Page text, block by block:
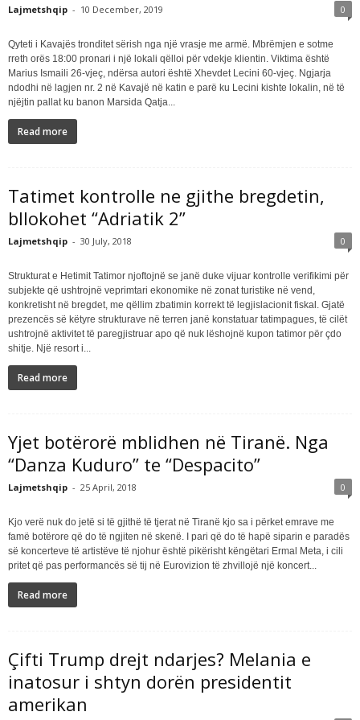
Lajmetshqip - 10 December, 2019 0
Qyteti i Kavajës tronditet sërish nga një vrasje me armë. Mbrëmjen e sotme
rreth orës 18:00 pronari i një lokali qëlloi për vdekje klientin. Viktima është
Marius Ismaili 26-vjeç, ndërsa autori është Xhevdet Lecini 60-vjeç. Ngjarja
ndodhi në lagjen nr. 2 në Kavajë në katin e parë ku Lecini kishte lokalin, në të
njëjtin pallat ku banon Marsida Qatja...
Read more
Tatimet kontrolle ne gjithe bregdetin,
bllokohet “Adriatik 2”
Lajmetshqip - 30 July, 2018 0
Strukturat e Hetimit Tatimor njoftojnë se janë duke vijuar kontrolle verifikimi për
subjekte që ushtrojnë veprimtari ekonomike në zonat turistike në vend,
konkretisht në bregdet, me qëllim zbatimin korrekt të legjislacionit fiskal. Gjatë
prezencës së këtyre strukturave në terren janë konstatuar tatimpagues, të cilët
ushtrojnë aktivitet të paregjistruar apo që nuk lëshojnë kupon tatimor për çdo
shitje. Një resort i...
Read more
Yjet botërorë mblidhen në Tiranë. Nga
“Danza Kuduro” te “Despacito”
Lajmetshqip - 25 April, 2018 0
Kjo verë nuk do jetë si të gjithë të tjerat në Tiranë kjo sa i përket emrave me
famë botërore që do të ngjiten në skenë. I pari që do të hapë siparin e paradës
së koncerteve të artistëve të njohur është pikërisht këngëtari Ermal Meta, i cili
pritet që pas performancës së tij në Eurovizion të zhvillojë një koncert...
Read more
Çifti Trump drejt ndarjes? Melania e
inatosur i shtyn dorën presidentit
amerikan